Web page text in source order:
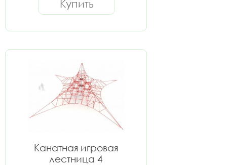
Купить
Канатная игровая
лестница 4